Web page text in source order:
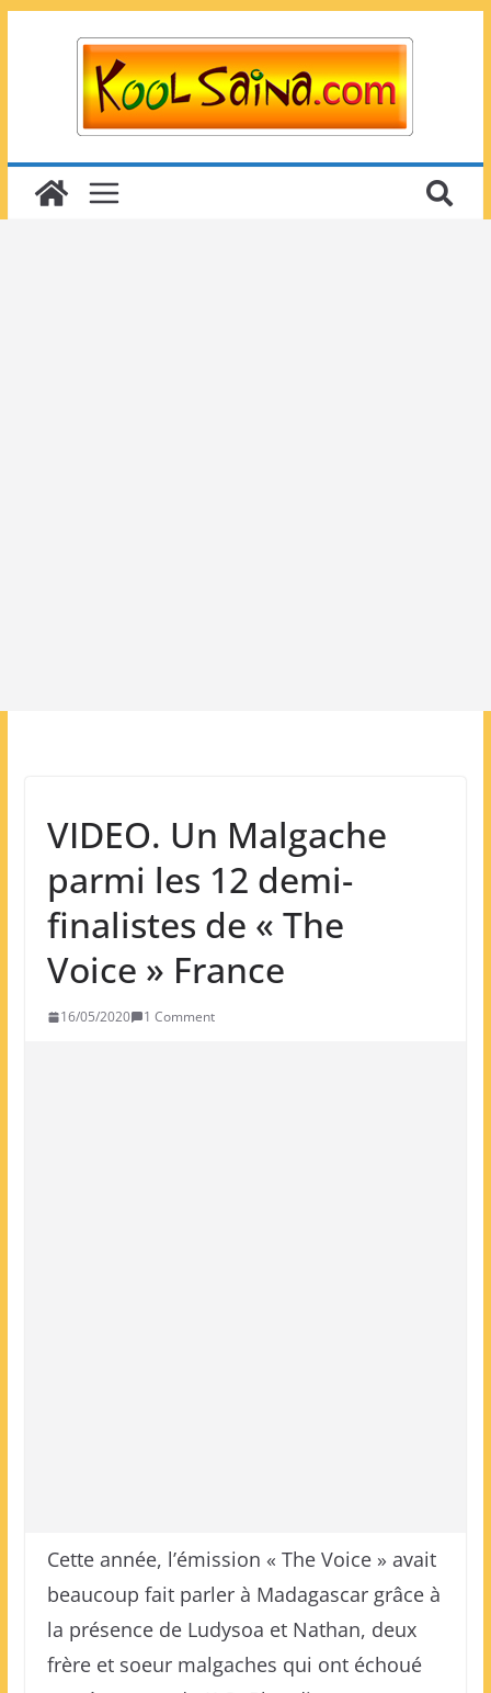
VIDEO. Un Malgache
parmi les 12 demi-
finalistes de « The
Voice » France
16/05/2020 1 Comment
Cette année, l’émission « The Voice » avait
beaucoup fait parler à Madagascar grâce à
la présence de Ludysoa et Nathan, deux
frère et soeur malgaches qui ont échoué